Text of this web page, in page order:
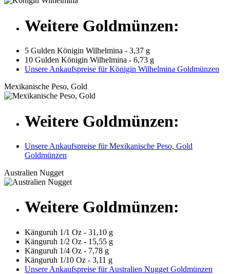
Weitere Goldmünzen:
5 Gulden Königin Wilhelmina - 3,37 g
10 Gulden Königin Wilhelmina - 6,73 g
Unsere Ankaufspreise für Königin Wilhelmina Goldmünzen
Mexikanische Peso, Gold
Weitere Goldmünzen:
Unsere Ankaufspreise für Mexikanische Peso, Gold
Goldmünzen
Australien Nugget
Weitere Goldmünzen:
Känguruh 1/1 Oz - 31,10 g
Känguruh 1/2 Oz - 15,55 g
Känguruh 1/4 Oz - 7,78 g
Känguruh 1/10 Oz - 3,11 g
Unsere Ankaufspreise für Australien Nugget Goldmünzen